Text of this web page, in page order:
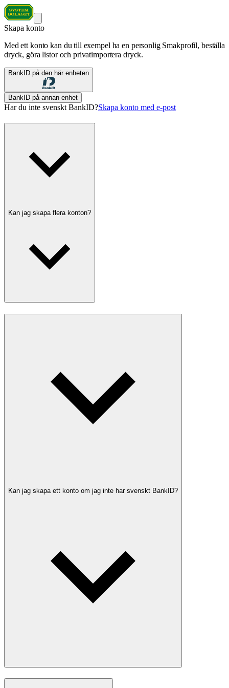
Skapa konto
Med ett konto kan du till exempel ha en personlig Smakprofil, beställa
dryck, göra listor och privatimportera dryck.
BankID på den här enheten
BankID på annan enhet
Har du inte svenskt BankID?Skapa konto med e-post
Kan jag skapa flera konton?
Kan jag skapa ett konto om jag inte har svenskt BankID?